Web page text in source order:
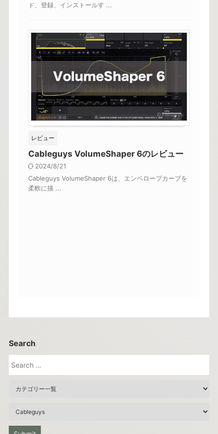
ド、登録、インストールす ...
レビュー
Cableguys VolumeShaper 6のレビュー
2024/8/21
Cableguys VolumeShaper 6は、エンベロープカーブを
柔軟に描 ...
Search